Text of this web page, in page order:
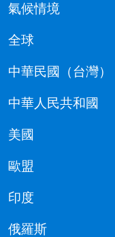
氣候情境
全球
中華民國（台灣）
中華人民共和國
美國
歐盟
印度
俄羅斯